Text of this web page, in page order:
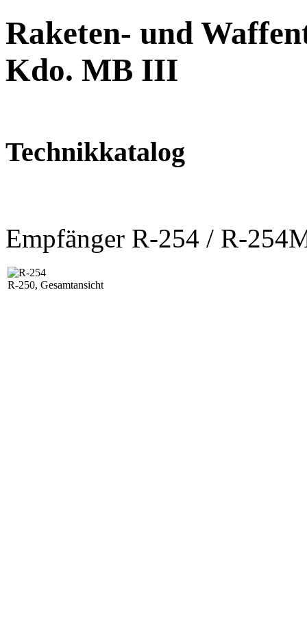
Raketen- und
Kdo. MB III
Technikkatalog
Empfänger R-254 / R-
R-250, Gesamtansicht